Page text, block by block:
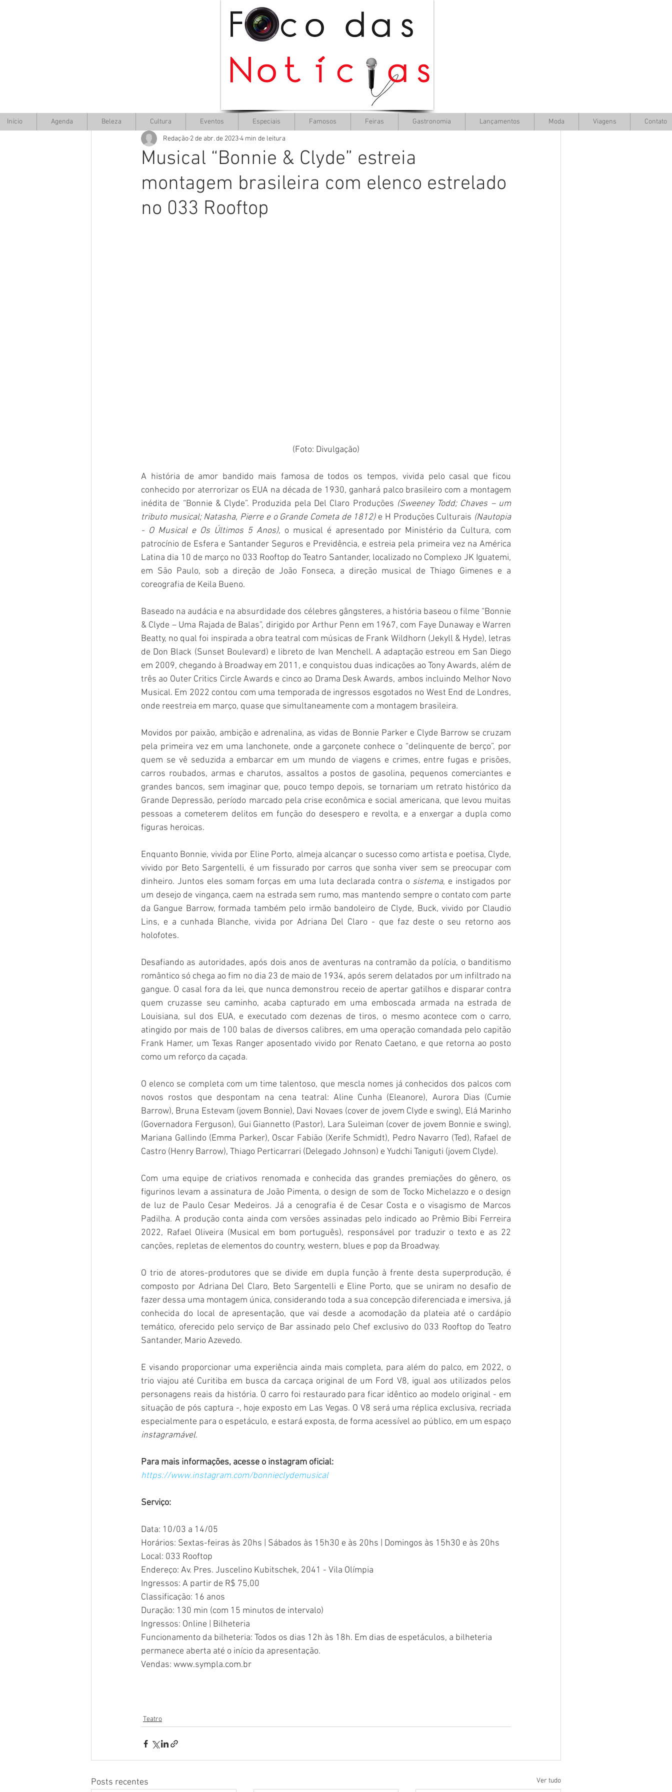
Musical “Bonnie & Clyde” estreia
montagem brasileira com elenco estrelado
no 033 Rooftop
Redação 2 de abr. de 20234 min de leitura
(Foto: Divulgação)
A história de amor bandido mais famosa de todos os tempos, vivida pelo casal que ficou
conhecido por aterrorizar os EUA na década de 1930, ganhará palco brasileiro com a montagem
inédita de “Bonnie & Clyde”. Produzida pela Del Claro Produções (Sweeney Todd; Chaves – um
tributo musical; Natasha, Pierre e o Grande Cometa de 1812) e H Produções Culturais (Nautopia
- O Musical e Os Últimos 5 Anos), o musical é apresentado por Ministério da Cultura, com
patrocínio de Esfera e Santander Seguros e Previdência, e estreia pela primeira vez na América
Latina dia 10 de março no 033 Rooftop do Teatro Santander, localizado no Complexo JK Iguatemi,
em São Paulo, sob a direção de João Fonseca, a direção musical de Thiago Gimenes e a
coreografia de Keila Bueno.
Baseado na audácia e na absurdidade dos célebres gângsteres, a história baseou o filme “Bonnie
& Clyde – Uma Rajada de Balas”, dirigido por Arthur Penn em 1967, com Faye Dunaway e Warren
Beatty, no qual foi inspirada a obra teatral com músicas de Frank Wildhorn (Jekyll & Hyde), letras
de Don Black (Sunset Boulevard) e libreto de Ivan Menchell. A adaptação estreou em San Diego
em 2009, chegando à Broadway em 2011, e conquistou duas indicações ao Tony Awards, além de
três ao Outer Critics Circle Awards e cinco ao Drama Desk Awards, ambos incluindo Melhor Novo
Musical. Em 2022 contou com uma temporada de ingressos esgotados no West End de Londres,
onde reestreia em março, quase que simultaneamente com a montagem brasileira.
Movidos por paixão, ambição e adrenalina, as vidas de Bonnie Parker e Clyde Barrow se cruzam
pela primeira vez em uma lanchonete, onde a garçonete conhece o “delinquente de berço”, por
quem se vê seduzida a embarcar em um mundo de viagens e crimes, entre fugas e prisões,
carros roubados, armas e charutos, assaltos a postos de gasolina, pequenos comerciantes e
grandes bancos, sem imaginar que, pouco tempo depois, se tornariam um retrato histórico da
Grande Depressão, período marcado pela crise econômica e social americana, que levou muitas
pessoas a cometerem delitos em função do desespero e revolta, e a enxergar a dupla como
figuras heroicas.
Enquanto Bonnie, vivida por Eline Porto, almeja alcançar o sucesso como artista e poetisa, Clyde,
vivido por Beto Sargentelli, é um fissurado por carros que sonha viver sem se preocupar com
dinheiro. Juntos eles somam forças em uma luta declarada contra o sistema, e instigados por
um desejo de vingança, caem na estrada sem rumo, mas mantendo sempre o contato com parte
da Gangue Barrow, formada também pelo irmão bandoleiro de Clyde, Buck, vivido por Claudio
Lins, e a cunhada Blanche, vivida por Adriana Del Claro - que faz deste o seu retorno aos
holofotes.
Desafiando as autoridades, após dois anos de aventuras na contramão da polícia, o banditismo
romântico só chega ao fim no dia 23 de maio de 1934, após serem delatados por um infiltrado na
gangue. O casal fora da lei, que nunca demonstrou receio de apertar gatilhos e disparar contra
quem cruzasse seu caminho, acaba capturado em uma emboscada armada na estrada de
Louisiana, sul dos EUA, e executado com dezenas de tiros, o mesmo acontece com o carro,
atingido por mais de 100 balas de diversos calibres, em uma operação comandada pelo capitão
Frank Hamer, um Texas Ranger aposentado vivido por Renato Caetano, e que retorna ao posto
como um reforço da caçada.
O elenco se completa com um time talentoso, que mescla nomes já conhecidos dos palcos com
novos rostos que despontam na cena teatral: Aline Cunha (Eleanore), Aurora Dias (Cumie
Barrow), Bruna Estevam (jovem Bonnie), Davi Novaes (cover de jovem Clyde e swing), Elá Marinho
(Governadora Ferguson), Gui Giannetto (Pastor), Lara Suleiman (cover de jovem Bonnie e swing),
Mariana Gallindo (Emma Parker), Oscar Fabião (Xerife Schmidt), Pedro Navarro (Ted), Rafael de
Castro (Henry Barrow), Thiago Perticarrari (Delegado Johnson) e Yudchi Taniguti (jovem Clyde).
Com uma equipe de criativos renomada e conhecida das grandes premiações do gênero, os
figurinos levam a assinatura de João Pimenta, o design de som de Tocko Michelazzo e o design
de luz de Paulo Cesar Medeiros. Já a cenografia é de Cesar Costa e o visagismo de Marcos
Padilha. A produção conta ainda com versões assinadas pelo indicado ao Prêmio Bibi Ferreira
2022, Rafael Oliveira (Musical em bom português), responsável por traduzir o texto e as 22
canções, repletas de elementos do country, western, blues e pop da Broadway.
O trio de atores-produtores que se divide em dupla função à frente desta superprodução, é
composto por Adriana Del Claro, Beto Sargentelli e Eline Porto, que se uniram no desafio de
fazer dessa uma montagem única, considerando toda a sua concepção diferenciada e imersiva, já
conhecida do local de apresentação, que vai desde a acomodação da plateia até o cardápio
temático, oferecido pelo serviço de Bar assinado pelo Chef exclusivo do 033 Rooftop do Teatro
Santander, Mario Azevedo.
E visando proporcionar uma experiência ainda mais completa, para além do palco, em 2022, o
trio viajou até Curitiba em busca da carcaça original de um Ford V8, igual aos utilizados pelos
personagens reais da história. O carro foi restaurado para ficar idêntico ao modelo original - em
situação de pós captura -, hoje exposto em Las Vegas. O V8 será uma réplica exclusiva, recriada
instagramável.
Para mais informações, acesse o instagram oficial:
https://www.instagram.com/bonnieclydemusical
Serviço:
Data: 10/03 a 14/05
Horários: Sextas-feiras às 20hs | Sábados às 15h30 e às 20hs | Domingos às 15h30 e às 20hs
Local: 033 Rooftop
Endereço: Av. Pres. Juscelino Kubitschek, 2041 - Vila Olímpia
Ingressos: A partir de R$ 75,00
Classificação: 16 anos
Duração: 130 min (com 15 minutos de intervalo)
Ingressos: Online | Bilheteria
Funcionamento da bilheteria: Todos os dias 12h às 18h. Em dias de espetáculos, a bilheteria
permanece aberta até o início da apresentação.
Vendas: www.sympla.com.br
Teatro
Posts recentes Ver tudo
Início Agenda Beleza Cultura Eventos Especiais Famosos Feiras Gastronomia Lançamentos Moda Viagens Contato